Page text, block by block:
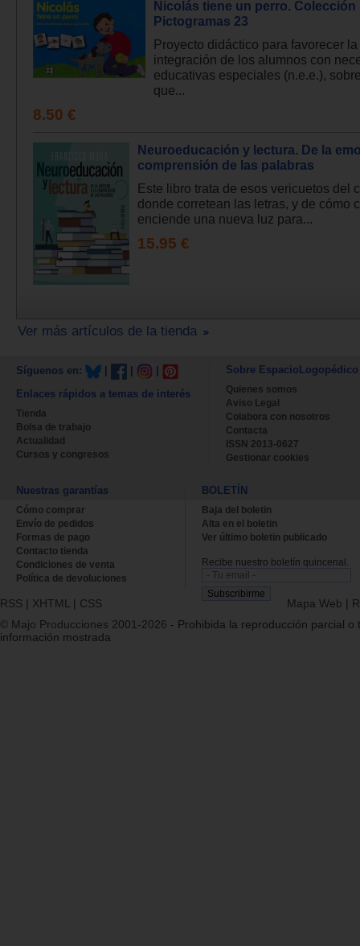
Nicolás tiene un perro. Colección
Pictogramas 23
Proyecto didáctico para favorecer la
integración de los alumnos con
educativas especiales (n.e.e.),
que...
8.50 €
Neuroeducación y lectura. De la
comprensión de las palabras
Este libro trata de esos vericuetos del
donde corretean las letras, y de cómo
enciende una nueva luz para...
15.95 €
Ver más artículos de la tienda
Síguenos en:
Enlaces rápidos a temas de interés
Tienda
Bolsa de trabajo
Actualidad
Cursos y congresos
Sobre EspacioLogopédico
Quienes somos
Aviso Legal
Colabora con nosotros
Contacta
ISSN 2013-0627
Gestionar cookies
Nuestras garantías
Cómo comprar
Envío de pedidos
Formas de pago
Contacto tienda
Condiciones de venta
Política de devoluciones
BOLETÍN
Baja del boletin
Alta en el boletin
Ver último boletin publicado
Recibe nuestro boletín quincenal.
RSS | XHTML | CSS Mapa Web |
© Majo Producciones 2001-2026 - Prohibida la reproducción parcial o
información mostrada